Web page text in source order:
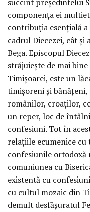
componența ei
contribuția esențială
cadrul Diecezei, cât
Bega. Episcopul
străjuiește de mai
Timișoarei, este un
timișoreni și
românilor, croaților,
un reper, loc de
confesiuni. Tot în
relațiile ecumenice
confesiunile ortodoxă
comuniunea cu
existentă cu
cu cultul mozaic din
demult desfășuratul